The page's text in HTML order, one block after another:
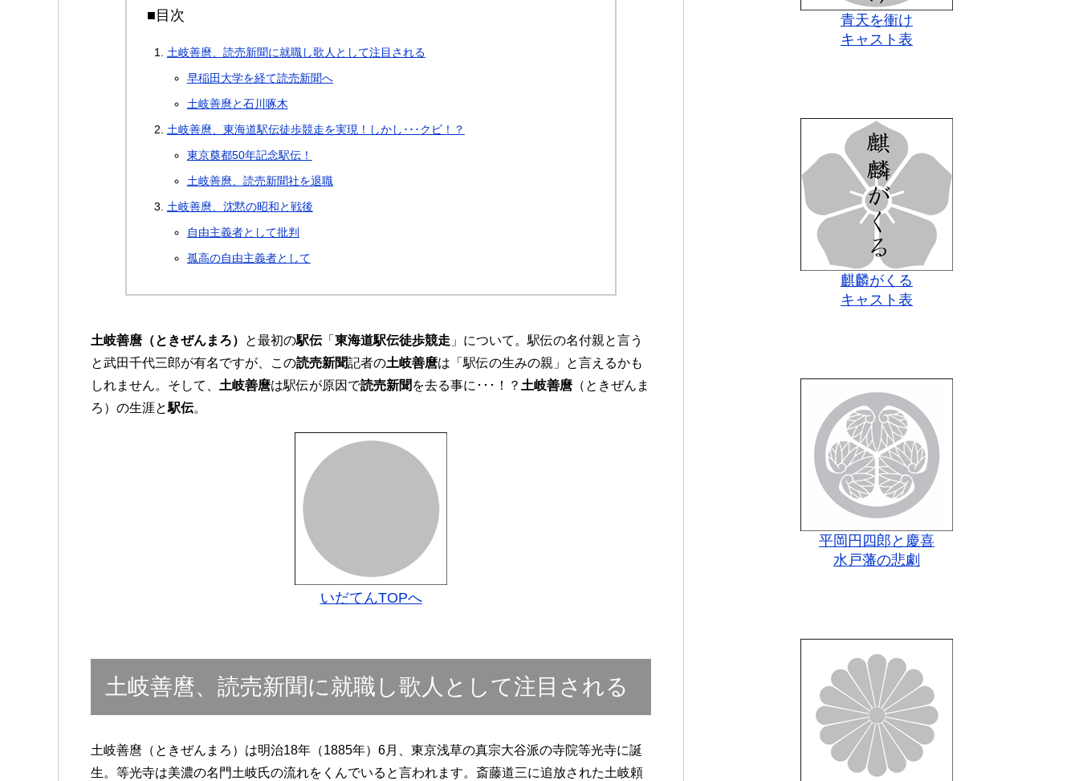
■目次
土岐善麿、読売新聞に就職し歌人として注目される
早稲田大学を経て読売新聞へ
土岐善麿と石川啄木
土岐善麿、東海道駅伝徒歩競走を実現！しかし･･･クビ！？
東京奠都50年記念駅伝！
土岐善麿、読売新聞社を退職
土岐善麿、沈黙の昭和と戦後
自由主義者として批判
孤高の自由主義者として
土岐善麿（ときぜんまろ） と最初の駅伝「 東海道駅伝徒歩競走 」について。駅伝の名付親と言う
と武田千代三郎が有名ですが、この読売新聞記者の土岐善麿は「駅伝の生みの親」と言えるかも
しれません。そして、 土岐善麿は駅伝が原因で読売新聞 を去る事に･･･！？ 土岐善麿 （ときぜんま
ろ）の生涯と駅伝。
いだてんTOPへ
土岐善麿、読売新聞に就職し歌人として注目される
土岐善麿（ときぜんまろ）は明治18年（1885年）6月、東京浅草の真宗大谷派の寺院等光寺に誕
生。等光寺は美濃の名門土岐氏の流れをくんでいると言われます。斎藤道三に追放された土岐頼
青天を衝け
キャスト表
麒麟がくる
キャスト表
平岡円四郎と慶喜
水戸藩の悲劇